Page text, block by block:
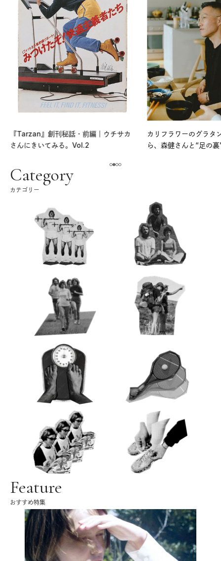
『Tarzan』創刊秘話・前編｜ウチサカ
さんにきいてみる。Vol.2
カリフラワーのグラタ
ら、森健さんと“足の
Category
カテゴリー
Feature
おすすめ特集